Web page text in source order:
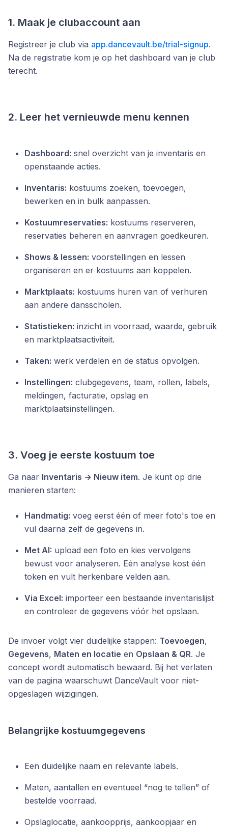
1. Maak je clubaccount aan
Registreer je club via app.dancevault.be/trial-signup.
Na de registratie kom je op het dashboard van je club
terecht.
2. Leer het vernieuwde menu kennen
Dashboard: snel overzicht van je inventaris en
openstaande acties.
Inventaris: kostuums zoeken, toevoegen,
bewerken en in bulk aanpassen.
Kostuumreservaties: kostuums reserveren,
reservaties beheren en aanvragen goedkeuren.
Shows & lessen: voorstellingen en lessen
organiseren en er kostuums aan koppelen.
Marktplaats: kostuums huren van of verhuren
aan andere dansscholen.
Statistieken: inzicht in voorraad, waarde, gebruik
en marktplaatsactiviteit.
Taken: werk verdelen en de status opvolgen.
Instellingen: clubgegevens, team, rollen, labels,
meldingen, facturatie, opslag en
marktplaatsinstellingen.
3. Voeg je eerste kostuum toe
Ga naar Inventaris → Nieuw item. Je kunt op drie
manieren starten:
Handmatig: voeg eerst één of meer foto's toe en
vul daarna zelf de gegevens in.
Met AI: upload een foto en kies vervolgens
bewust voor analyseren. Eén analyse kost één
token en vult herkenbare velden aan.
Via Excel: importeer een bestaande inventarislijst
en controleer de gegevens vóór het opslaan.
De invoer volgt vier duidelijke stappen: Toevoegen,
Gegevens, Maten en locatie en Opslaan & QR. Je
concept wordt automatisch bewaard. Bij het verlaten
van de pagina waarschuwt DanceVault voor niet-
opgeslagen wijzigingen.
Belangrijke kostuumgegevens
Een duidelijke naam en relevante labels.
Maten, aantallen en eventueel “nog te tellen” of
bestelde voorraad.
Opslaglocatie, aankoopprijs, aankoopjaar en